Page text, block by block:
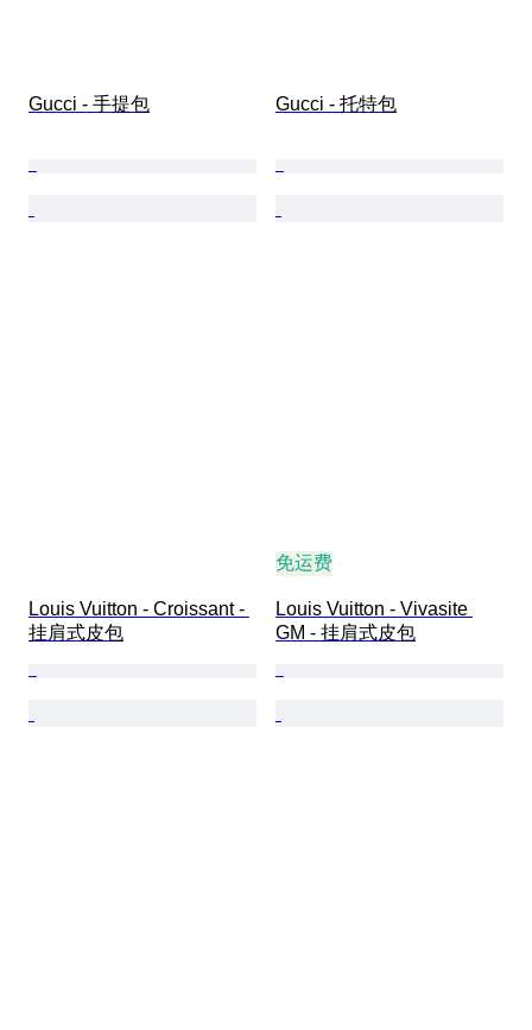
Gucci - 手提包 Gucci - 托特包
Louis Vuitton - Croissant -
挂肩式皮包
免运费
Louis Vuitton - Vivasite
GM - 挂肩式皮包